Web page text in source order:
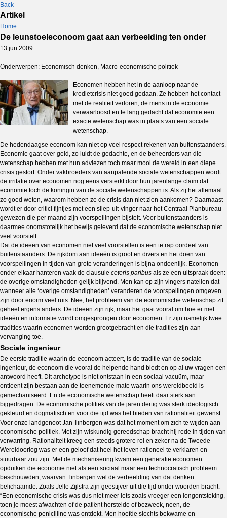
Back
Artikel
Home
De leunstoeleconoom gaat aan verbeelding ten onder
13 jun 2009
Onderwerpen: Economisch denken, Macro-economische politiek
Economen hebben het in de aanloop naar de
kredietcrisis niet goed gedaan. Ze hebben het contact
met de realiteit verloren, de mens in de economie
verwaarloosd en te lang gedacht dat economie een
exacte wetenschap was in plaats van een sociale
wetenschap.
De hedendaagse econoom kan niet op veel respect rekenen van buitenstaanders.
Economie gaat over geld, zo luidt de gedachte, en de beheerders van die
wetenschap hebben met hun adviezen toch maar mooi de wereld in een diepe
crisis gestort. Onder vakbroeders van aanpalende sociale wetenschappen wordt
de irritatie over economen nog eens versterkt door hun jarenlange claim dat
economie toch de koningin van de sociale wetenschappen is. Als zij het allemaal
zo goed weten, waarom hebben ze de crisis dan niet zien aankomen? Daarnaast
wordt er door critici fijntjes met een sliep-uit-vinger naar het Centraal Planbureau
gewezen die per maand zijn voorspellingen bijstelt. Voor buitenstaanders is
daarmee onomstotelijk het bewijs geleverd dat de economische wetenschap niet
veel voorstelt.
Dat de ideeën van economen niet veel voorstellen is een te rap oordeel van
buitenstaanders. De rijkdom aan ideeën is groot en divers en het doen van
voorspellingen in tijden van grote veranderingen is bijna ondoenlijk. Economen
onder elkaar hanteren vaak de clausule ceteris paribus als ze een uitspraak doen:
de overige omstandigheden gelijk blijvend. Men kan op zijn vingers natellen dat
wanneer alle ‘overige omstandigheden’ veranderen de voorspellingen omgeven
zijn door enorm veel ruis. Nee, het probleem van de economische wetenschap zit
geheel ergens anders. De ideeën zijn rijk, maar het gaat vooral om hoe er met
ideeën en informatie wordt omgesprongen door economen. Er zijn namelijk twee
tradities waarin economen worden grootgebracht en die tradities zijn aan
vervanging toe.
Sociale ingenieur
De eerste traditie waarin de econoom acteert, is de traditie van de sociale
ingenieur, de econoom die vooral de helpende hand biedt en op al uw vragen een
antwoord heeft. Dit archetype is niet ontstaan in een sociaal vacuüm, maar
ontleent zijn bestaan aan de toenemende mate waarin ons wereldbeeld is
gemechaniseerd. En de economische wetenschap heeft daar sterk aan
bijgedragen. De economische politiek van de jaren dertig was sterk ideologisch
gekleurd en dogmatisch en voor die tijd was het bieden van rationaliteit gewenst.
Voor onze landgenoot Jan Tinbergen was dat het moment om zich te wijden aan
economische politiek. Met zijn wiskundig gereedschap bracht hij rede in tijden van
verwarring. Rationaliteit kreeg een steeds grotere rol en zeker na de Tweede
Wereldoorlog was er een geloof dat heel het leven rationeel te verklaren en
stuurbaar zou zijn. Met de mechanisering kwam een generatie economen
opduiken die economie niet als een sociaal maar een technocratisch probleem
beschouwden, waarvan Tinbergen wel de verbeelding van dat denken
belichaamde. Zoals Jelle Zijlstra zijn geestijver uit die tijd onder woorden bracht:
“Een economische crisis was dus niet meer iets zoals vroeger een longontsteking,
toen je moest afwachten of de patiënt herstelde of bezweek, neen, de
economische penicilline was ontdekt. Men hoefde slechts bekwame en